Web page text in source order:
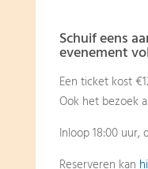
Schuif eens
evenement
Een ticket kost
Ook het bezoek
Inloop 18:00 uur,
Reserveren kan